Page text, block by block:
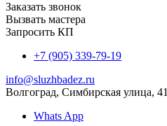
Заказать звонок
Вызвать мастера
Запросить КП
+7 (905) 339-79-19
info@sluzhbadez.ru
Волгоград, Симбирская улица, 41
Whats App